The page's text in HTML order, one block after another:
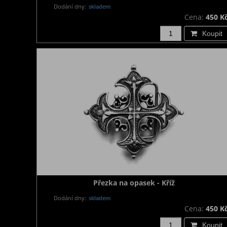
Dodání dny: skladem
Cena: 450
Koupit
Přezka na opasek - Kříž
Dodání dny: skladem
Cena: 450
Koupit